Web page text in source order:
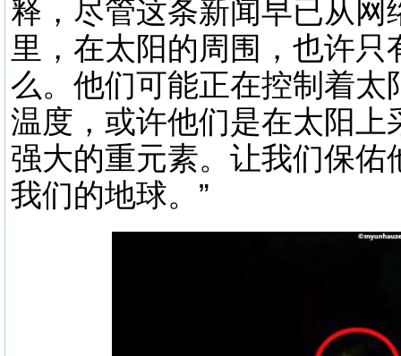
释，尽管这条新闻早已从网
里，在太阳的周围，也许
么。他们可能正在控制着
温度，或许他们是在太阳
强大的重元素。让我们保
我们的地球。”